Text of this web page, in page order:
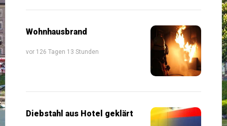
Wohnhausbrand
vor 126 Tagen 13 Stunden
Diebstahl aus Hotel geklärt